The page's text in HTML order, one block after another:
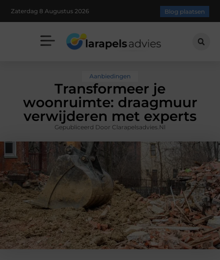
Zaterdag 8 Augustus 2026 Blog plaatsen
Aanbiedingen
Transformeer je
woonruimte: draagmuur
verwijderen met experts
Gepubliceerd Door Clarapelsadvies.nl